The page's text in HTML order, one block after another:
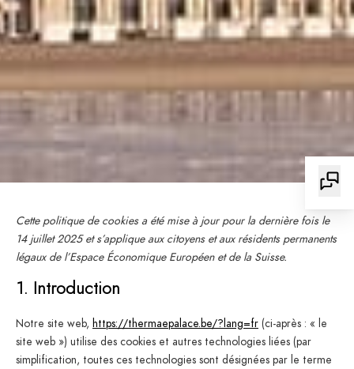
Cette politique de cookies a été mise à jour pour la dernière fois le
14 juillet 2025 et s’applique aux citoyens et aux résidents permanents
légaux de l’Espace Économique Européen et de la Suisse.
1. Introduction
Notre site web, https://thermaepalace.be/?lang=fr (ci-après : « le
site web ») utilise des cookies et autres technologies liées (par
simplification, toutes ces technologies sont désignées par le terme